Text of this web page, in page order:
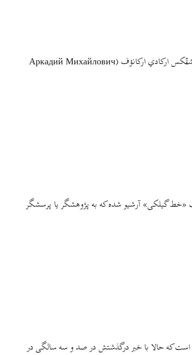
مي رفيقى الىۊشا، ىکته داستان-ه کي طنز أجي ىکته ساده ماجرا-ا نقل کأدره ولي اي نقل ٚ مئن، شيمه حقيقت أجي باورؤن-ه أنتريک کؤنه. اي داستان ٚ بنويشتٚکس ارکادي ارکانؤف (Аркадий Михайлович
«خط گیلکی» آرشیو شده که به پژوهشگر یا پرسشگر
منوچهر ستوده نوشته شده و پیشتر در مجلهٔ شمیم شمال (شمارهٔ دوم از سال هشتم، ص۵۲، سال ۱۳۹۴) چاپ شده است که حالا با خبر درگذشتش در صد و سه سالگی در